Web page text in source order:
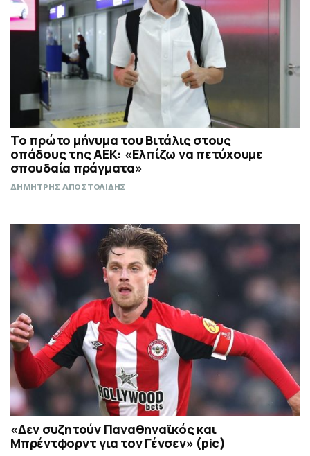
Το πρώτο μήνυμα του Βιτάλις στους
οπάδους της ΑΕΚ: «Ελπίζω να πετύχουμε
σπουδαία πράγματα»
ΔΗΜΗΤΡΗΣ ΑΠΟΣΤΟΛΙΔΗΣ
«Δεν συζητούν Παναθηναϊκός και
Μπρέντφορντ για τον Γένσεν» (pic)